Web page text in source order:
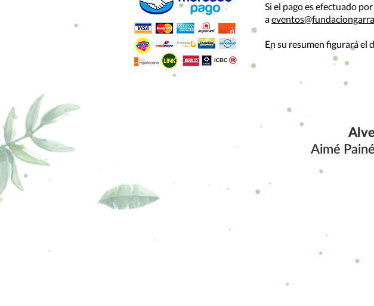
Si el pago es efectuado
a
En su resumen figurará el
Aimé